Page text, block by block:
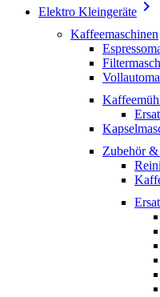
Elektro Kleingeräte 
Kaffeemaschinen
Zubehör